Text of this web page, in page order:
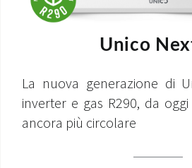
Unico
La nuova generazione di
inverter e gas R290, da
ancora più circolare